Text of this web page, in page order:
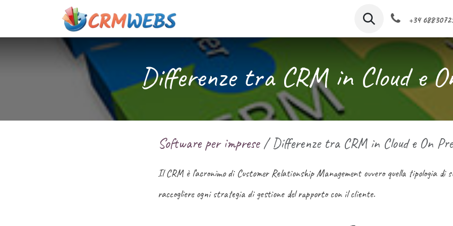
Passa al contenuto CRM software Cloud+34
Differenze tra CRM in Cloud e
Software per imprese Differenze tra CRM in Cloud e On
Il CRM è l’acronimo di Customer Relationship Management ovvero quella tipologia di
raccogliere ogni strategia di gestione del rapporto con il cliente.